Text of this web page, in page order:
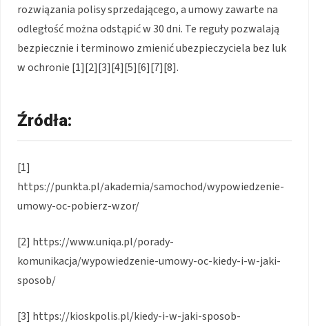
rozwiązania polisy sprzedającego, a umowy zawarte na
odległość można odstąpić w 30 dni. Te reguły pozwalają
bezpiecznie i terminowo zmienić ubezpieczyciela bez luk
w ochronie [1][2][3][4][5][6][7][8].
Źródła:
[1]
https://punkta.pl/akademia/samochod/wypowiedzenie-
umowy-oc-pobierz-wzor/
[2] https://www.uniqa.pl/porady-
komunikacja/wypowiedzenie-umowy-oc-kiedy-i-w-jaki-
sposob/
[3] https://kioskpolis.pl/kiedy-i-w-jaki-sposob-